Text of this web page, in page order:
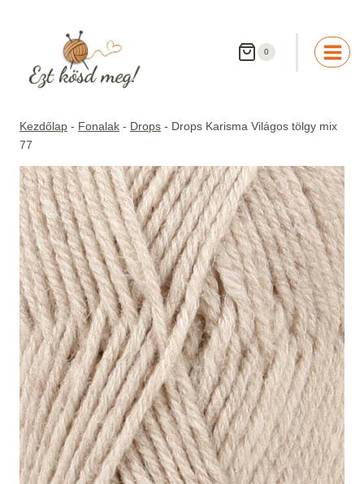
0
Kezdőlap - Fonalak - Drops - Drops Karisma Világos tölgy mix
77